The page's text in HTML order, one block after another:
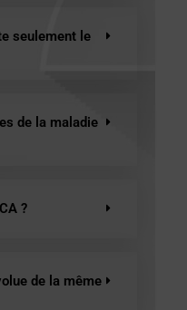
seulement le
de la maladie
?
de la même